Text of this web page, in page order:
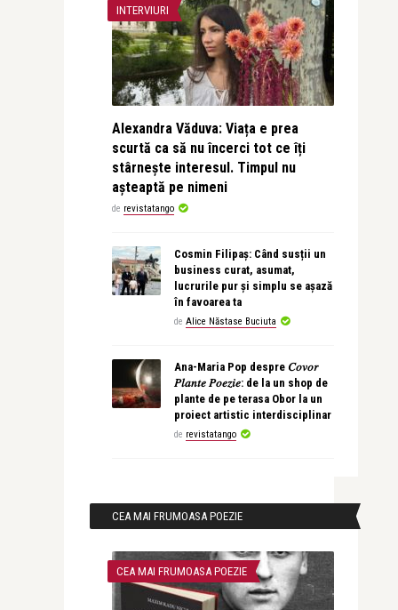
INTERVIURI
Alexandra Văduva: Viața e prea
scurtă ca să nu încerci tot ce îți
stârnește interesul. Timpul nu
așteaptă pe nimeni
de revistatango
Cosmin Filipaș: Când susții un
business curat, asumat,
lucrurile pur și simplu se așază
în favoarea ta
de Alice Năstase Buciuta
Ana-Maria Pop despre 𝐶𝑜𝑣𝑜𝑟
𝑃𝑙𝑎𝑛𝑡𝑒 𝑃𝑜𝑒𝑧𝑖𝑒: de la un shop de
plante de pe terasa Obor la un
proiect artistic interdisciplinar
de revistatango
CEA MAI FRUMOASA POEZIE
CEA MAI FRUMOASA POEZIE